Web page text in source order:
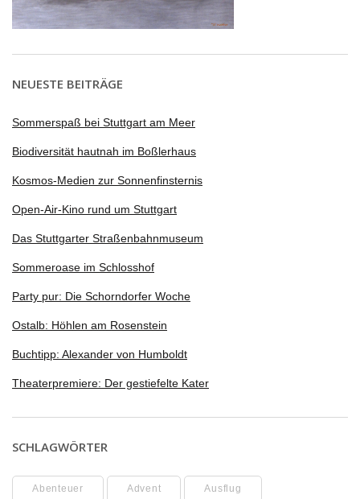
NEUESTE BEITRÄGE
Sommerspaß bei Stuttgart am Meer
Biodiversität hautnah im Boßlerhaus
Kosmos-Medien zur Sonnenfinsternis
Open-Air-Kino rund um Stuttgart
Das Stuttgarter Straßenbahnmuseum
Sommeroase im Schlosshof
Party pur: Die Schorndorfer Woche
Ostalb: Höhlen am Rosenstein
Buchtipp: Alexander von Humboldt
Theaterpremiere: Der gestiefelte Kater
SCHLAGWÖRTER
Abenteuer Advent Ausflug